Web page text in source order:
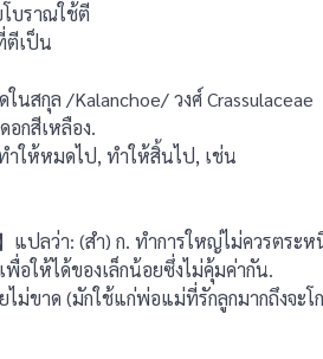
โบราณใช้ตี
ตีเป็น
นสกุล /Kalanchoe/ วงศ์ Crassulaceae
อกสีเหลือง.
ำให้หมดไป, ทำให้สิ้นไป, เช่น
แปลว่า: (สํา) ก. ทําการใหญ่ไม่ควรตระห
พื่อให้ได้ของเล็กน้อยซึ่งไม่คุ้มค่ากัน.
ไม่ขาด (มักใช้แก่พ่อแม่ที่รักลูกมากถึงจะโ